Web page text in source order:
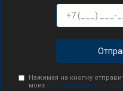
Нажимая на кнопку
моих персональных